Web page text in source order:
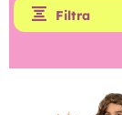
Filtra